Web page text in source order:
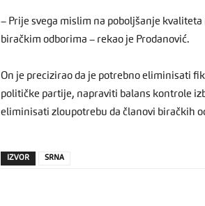
– Prije svega mislim na poboljšanje
biračkim odborima – rekao je Prodanović.
On je precizirao da je potrebno eliminisati
političke partije, napraviti balans kontrole
eliminisati zloupotrebu da članovi biračkih
IZVOR SRNA